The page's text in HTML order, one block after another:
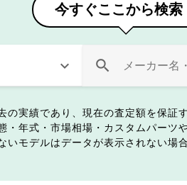
今すぐここから検索
の実績であり、現在の査定額を保証
・年式・市場相場・カスタムパーツ
いモデルはデータが表示されない場